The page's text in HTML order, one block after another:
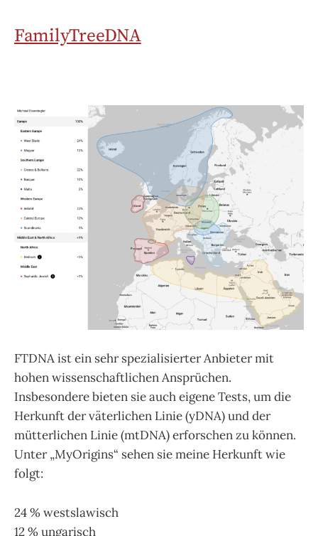
FamilyTreeDNA
FTDNA ist ein sehr spezialisierter Anbieter mit
hohen wissenschaftlichen Ansprüchen.
Insbesondere bieten sie auch eigene Tests, um die
Herkunft der väterlichen Linie (yDNA) und der
mütterlichen Linie (mtDNA) erforschen zu können.
Unter „MyOrigins“ sehen sie meine Herkunft wie
folgt:
24 % westslawisch
12 % ungarisch